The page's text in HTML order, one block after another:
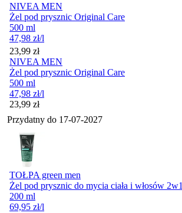
NIVEA MEN
Żel pod prysznic Original Care
500 ml
47,98 zł/l
Cena
23,99 zł
NIVEA MEN
Żel pod prysznic Original Care
500 ml
47,98 zł/l
Cena
23,99 zł
Przydatny do 17-07-2027
TOŁPA green men
Żel pod prysznic do mycia ciała i włosów 2w1
200 ml
69,95 zł/l